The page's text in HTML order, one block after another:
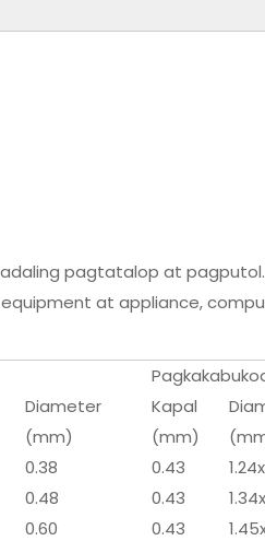
pagtatalop at pagputol.
at appliance,
Diameter
(mm)
Kapal
(mm)
0.38 0.43
0.48 0.43
0.60 0.43